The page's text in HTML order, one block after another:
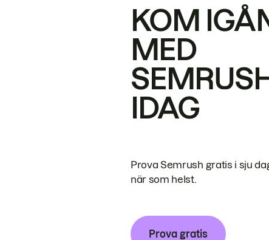
KOM
MED
IDAG
Prova Semrush gratis i sju
när som helst.
Prova gratis